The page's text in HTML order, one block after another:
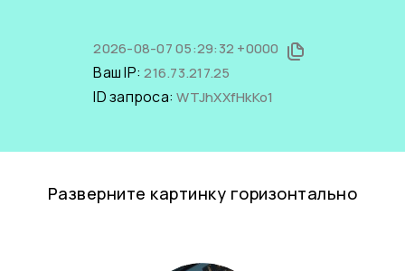
2026-08-07 05:29:32 +0000
Ваш IP:216.73.217.25
ID запроса:WTJhXXfHkKo1
Разверните картинку горизонтально